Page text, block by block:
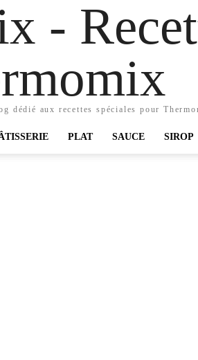
-
dédié aux recettes spéciales pour
PLAT SAUCE SIROP